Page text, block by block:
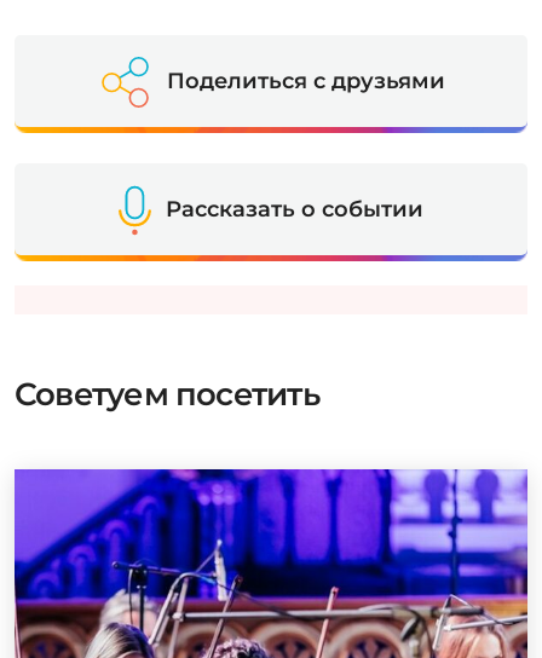
Поделиться с друзьями
Рассказать о событии
Советуем посетить